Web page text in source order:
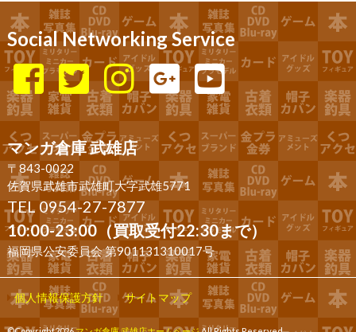
Social Networking Service
マンガ倉庫 武雄店
〒843-0022
佐賀県武雄市武雄町大字武雄5771
TEL 0954-27-7877
10:00-23:00（買取受付22:30まで）
福岡県公安委員会 第901131310017号
個人情報保護方針 サイトマップ